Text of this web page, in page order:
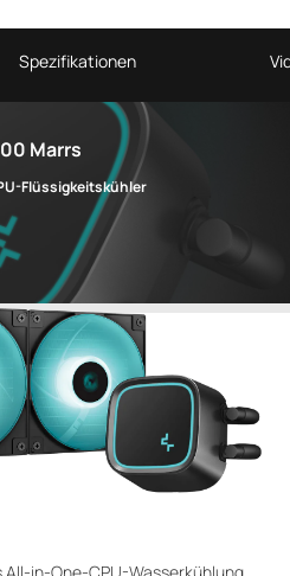
Spezifikationen
Marrs
Flüssigkeitskühler